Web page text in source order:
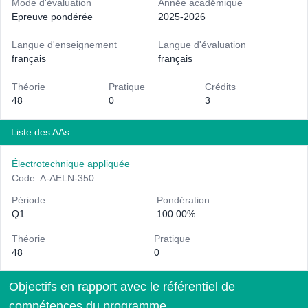
Mode d'évaluation
Epreuve pondérée
Année académique
2025-2026
Langue d'enseignement
français
Langue d'évaluation
français
Théorie
48
Pratique
0
Crédits
3
Liste des AAs
Électrotechnique appliquée
Code: A-AELN-350
Période
Q1
Pondération
100.00%
Théorie
48
Pratique
0
Objectifs en rapport avec le référentiel de